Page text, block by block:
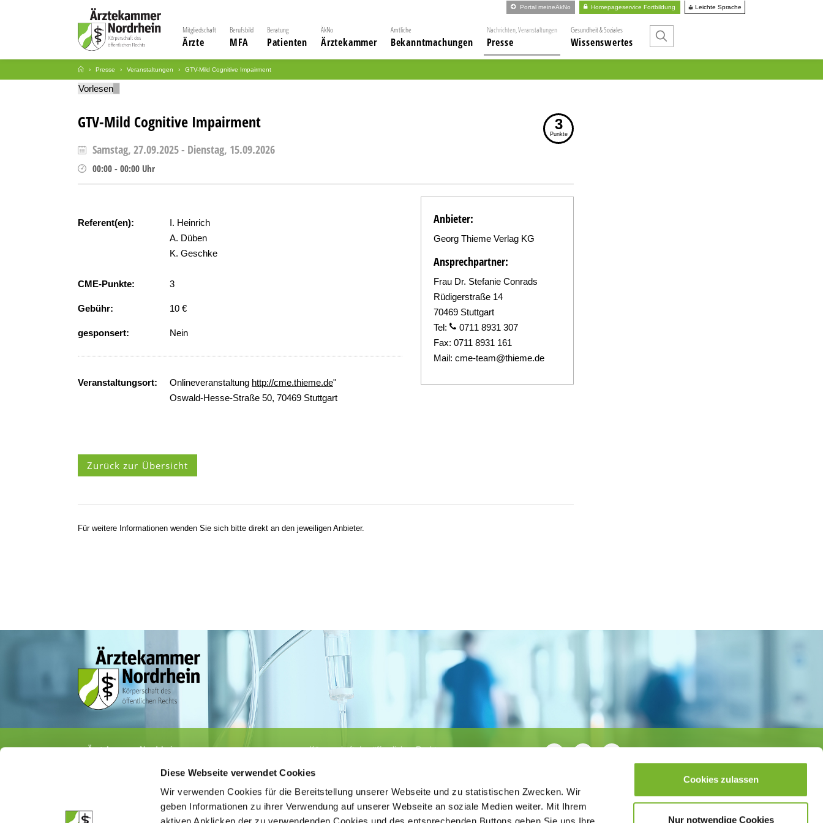
Diese Webseite verwendet Cookies
Wir verwenden Cookies für die Bereitstellung unserer Webseite und zu statistischen Zwecken. Wir
geben Informationen zu ihrer Verwendung auf unserer Webseite an soziale Medien weiter. Mit Ihrem
Cookies zulassen
Nur notwendige Cookies
Portal meineÄkNo Homepageservice Fortbildung Leichte Sprache
Mitgliedschaft
Ärzte
Berufsbild
MFA
Beratung
Patienten
ÄkNo
Ärztekammer
Amtliche
Bekanntmachungen
Nachrichten, Veranstaltungen
Presse
Gesundheit & Soziales
Wissenswertes
Presse Veranstaltungen GTV-Mild Cognitive Impairment
Vorlesen
GTV-Mild Cognitive Impairment 3
Punkte
Samstag, 27.09.2025- Dienstag, 15.09.2026
00:00 - 00:00 Uhr
Referent(en):
I. Heinrich
A. Düben
K. Geschke
CME-Punkte: 3
Gebühr: 10 €
gesponsert: Nein
Veranstaltungsort: Onlineveranstaltung http://cme.thieme.de"
Oswald-Hesse-Straße 50, 70469 Stuttgart
Anbieter:
Georg Thieme Verlag KG
Ansprechpartner:
Frau Dr. Stefanie Conrads
Rüdigerstraße 14
70469 Stuttgart
Tel:
0711 8931 307
Fax: 0711 8931 161
Mail: cme-team@thieme.de
Zurück zur Übersicht
Für weitere Informationen wenden Sie sich bitte direkt an den jeweiligen Anbieter.
Ärztekammer Nordrhein
· Fax 0211 / 4302 2009
aerztekammer@aekno.de
Körperschaft des öffentlichen Rechts